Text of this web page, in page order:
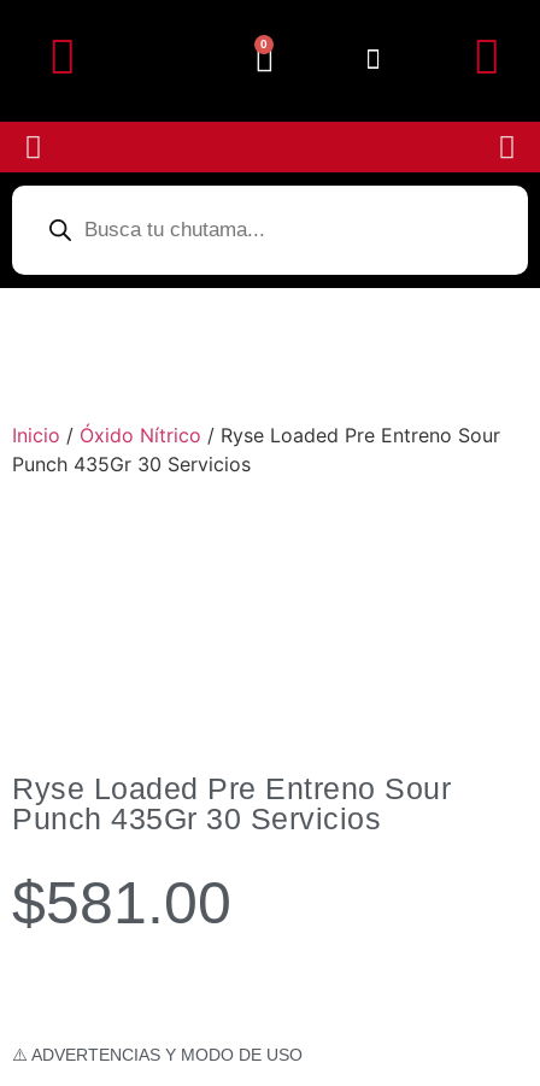
0
Inicio / Óxido Nítrico / Ryse Loaded Pre Entreno Sour
Punch 435Gr 30 Servicios
Ryse Loaded Pre Entreno Sour
Punch 435Gr 30 Servicios
$581.00
⚠️ ADVERTENCIAS Y MODO DE USO